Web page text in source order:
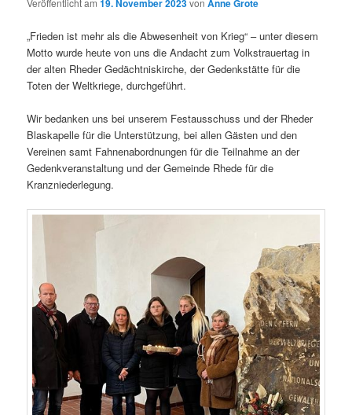
Veröffentlicht am19. November 2023vonAnne Grote
„Frieden ist mehr als die Abwesenheit von Krieg“ – unter diesem
Motto wurde heute von uns die Andacht zum Volkstrauertag in
der alten Rheder Gedächtniskirche, der Gedenkstätte für die
Toten der Weltkriege, durchgeführt.
Wir bedanken uns bei unserem Festausschuss und der Rheder
Blaskapelle für die Unterstützung, bei allen Gästen und den
Vereinen samt Fahnenabordnungen für die Teilnahme an der
Gedenkveranstaltung und der Gemeinde Rhede für die
Kranzniederlegung.